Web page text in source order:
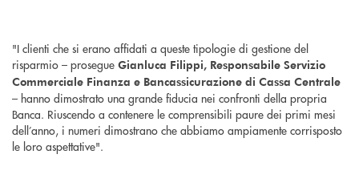
"I clienti che si erano affidati a queste tipologie di gestione del
risparmio – prosegue Gianluca Filippi, Responsabile Servizio
Commerciale Finanza e Bancassicurazione di Cassa Centrale
– hanno dimostrato una grande fiducia nei confronti della propria
Banca. Riuscendo a contenere le comprensibili paure dei primi mesi
dell’anno, i numeri dimostrano che abbiamo ampiamente corrisposto
le loro aspettative".